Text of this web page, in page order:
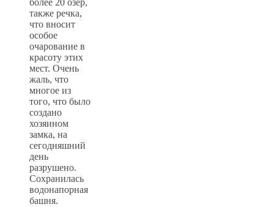
более 20 озер,
также речка,
что вносит
особое
очарование в
красоту этих
мест. Очень
жаль, что
многое из
того, что было
создано
хозяином
замка, на
сегодняшний
день
разрушено.
Сохранилась
водонапорная
башня.